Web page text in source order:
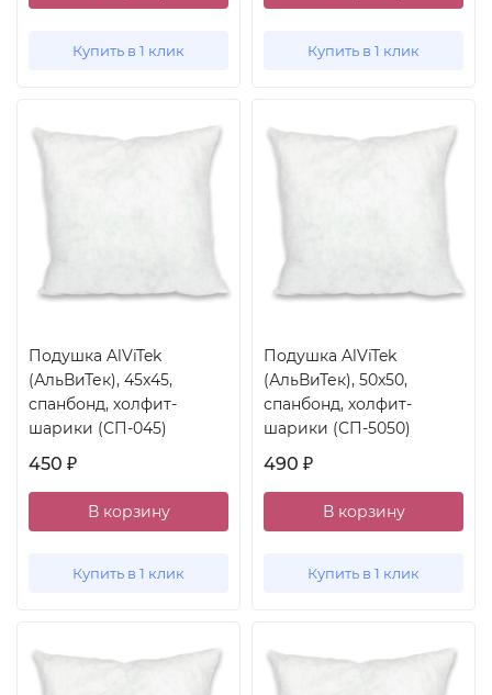
Купить в 1 клик Купить в 1 клик
Подушка AlViTek
(АльВиТек), 45x45,
спанбонд, холфит-
шарики (СП-045)
450 ₽
В корзину
Купить в 1 клик
Подушка AlViTek
(АльВиТек), 50x50,
спанбонд, холфит-
шарики (СП-5050)
490 ₽
В корзину
Купить в 1 клик